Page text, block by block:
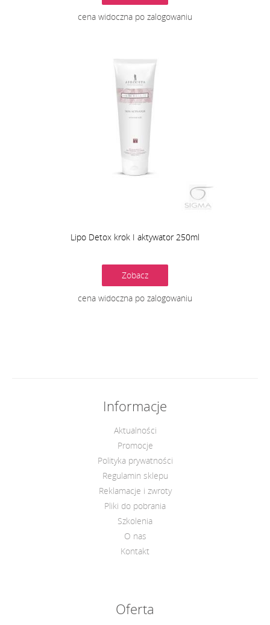
cena widoczna po zalogowaniu
Lipo Detox krok I aktywator 250ml
Zobacz
cena widoczna po zalogowaniu
Informacje
Aktualności
Promocje
Polityka prywatności
Regulamin sklepu
Reklamacje i zwroty
Pliki do pobrania
Szkolenia
O nas
Kontakt
Oferta